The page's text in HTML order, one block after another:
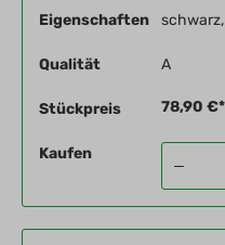
Eigenschaften schwarz,
Qualität A
Stückpreis 78,90 €*
Kaufen